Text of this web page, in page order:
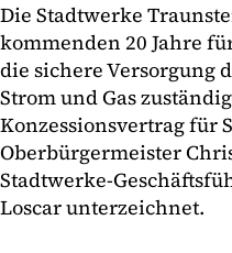
Die Stadtwerke
kommenden 20 Jahre
die sichere Versorgung
Strom und Gas
Konzessionsvertrag für
Oberbürgermeister
Stadtwerke-
Loscar unterzeichnet.